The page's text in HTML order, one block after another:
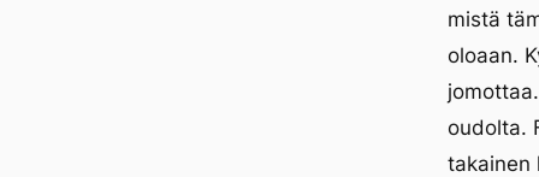
mistä
oloaan.
oudolta.
takainen